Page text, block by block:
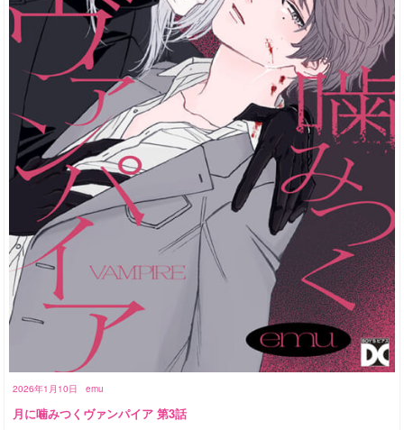
2026年1月10日 emu
月に噛みつくヴァンパイア 第3話